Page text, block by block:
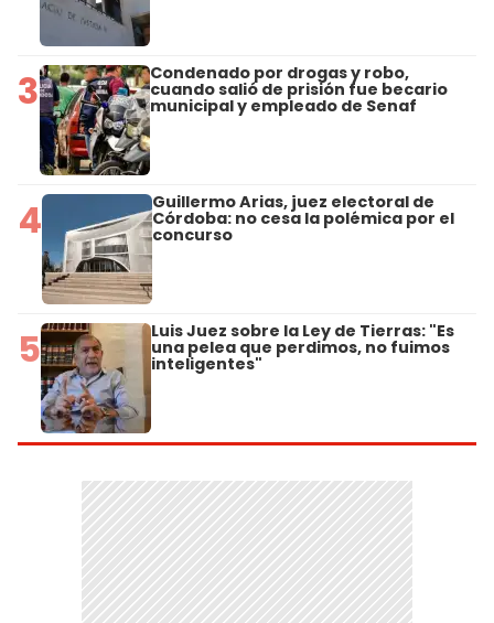
3 Condenado por drogas y robo,
cuando salió de prisión fue becario
municipal y empleado de Senaf
4 Guillermo Arias, juez electoral de
Córdoba: no cesa la polémica por el
concurso
5 Luis Juez sobre la Ley de Tierras: "Es
una pelea que perdimos, no fuimos
inteligentes"